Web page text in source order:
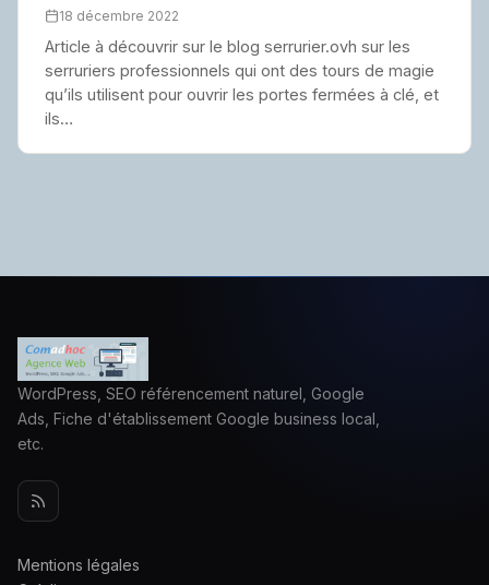
18 décembre 2022
Article à découvrir sur le blog serrurier.ovh sur les
serruriers professionnels qui ont des tours de magie
qu’ils utilisent pour ouvrir les portes fermées à clé, et
ils…
WordPress, SEO référencement naturel, Google
Ads, Fiche d'établissement Google business local,
etc.
Mentions légales